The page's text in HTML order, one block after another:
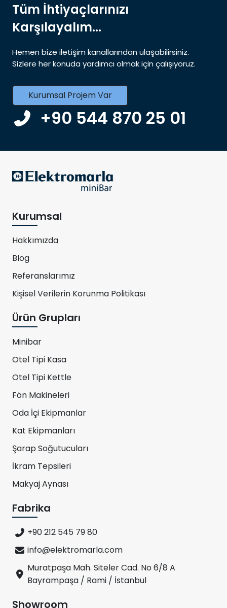
Tüm İhtiyaçlarınızı
Karşılayalım...
Hemen bize iletişim kanallarından ulaşabilirsiniz.
Sizlere her konuda yardımcı olmak için çalışıyoruz.
Kurumsal Projem Var
+90 544 870 25 01
Kurumsal
Hakkımızda
Blog
Referanslarımız
Kişisel Verilerin Korunma Politikası
Ürün Grupları
Minibar
Otel Tipi Kasa
Otel Tipi Kettle
Fön Makineleri
Oda İçi Ekipmanlar
Kat Ekipmanları
Şarap Soğutucuları
İkram Tepsileri
Makyaj Aynası
Fabrika
+90 212 545 79 80
info@elektromarla.com
Muratpaşa Mah. Siteler Cad. No 6/8 A
Bayrampaşa / Rami / İstanbul
Showroom